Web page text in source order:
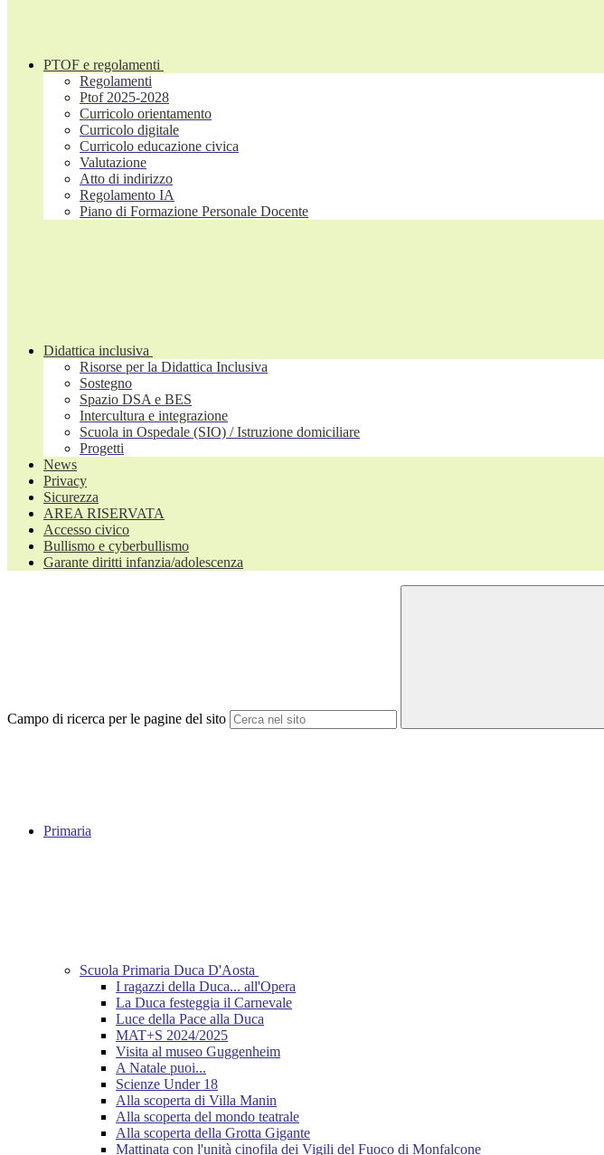
PTOF e regolamenti
Regolamenti
Ptof 2025-2028
Curricolo orientamento
Curricolo digitale
Curricolo educazione civica
Valutazione
Atto di indirizzo
Regolamento IA
Piano di Formazione Personale Docente
Didattica inclusiva
Risorse per la Didattica Inclusiva
Sostegno
Spazio DSA e BES
Intercultura e integrazione
Scuola in Ospedale (SIO) / Istruzione domiciliare
Progetti
News
Privacy
Sicurezza
AREA RISERVATA
Accesso civico
Bullismo e cyberbullismo
Garante diritti infanzia/adolescenza
Campo di ricerca per le pagine del sito
Primaria
Scuola Primaria Duca D'Aosta
I ragazzi della Duca... all'Opera
La Duca festeggia il Carnevale
Luce della Pace alla Duca
MAT+S 2024/2025
Visita al museo Guggenheim
A Natale puoi...
Scienze Under 18
Alla scoperta di Villa Manin
Alla scoperta del mondo teatrale
Alla scoperta della Grotta Gigante
Mattinata con l'unità cinofila dei Vigili del Fuoco di Monfalcone